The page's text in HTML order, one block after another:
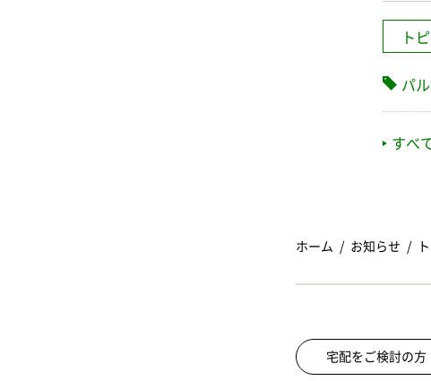
ト
パ
すべ
ホーム お知らせ
宅配をご検討の方